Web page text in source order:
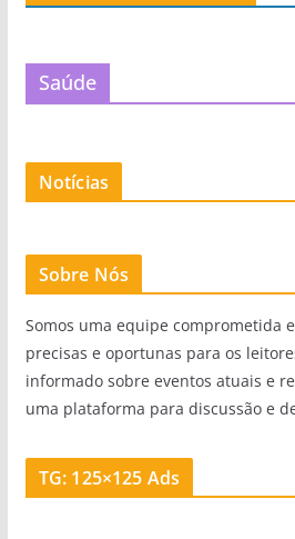
Saúde
Notícias
Sobre Nós
Somos uma equipe comprometida
precisas e oportunas para os
informado sobre eventos atuais e
uma plataforma para discussão e
TG: 125×125 Ads